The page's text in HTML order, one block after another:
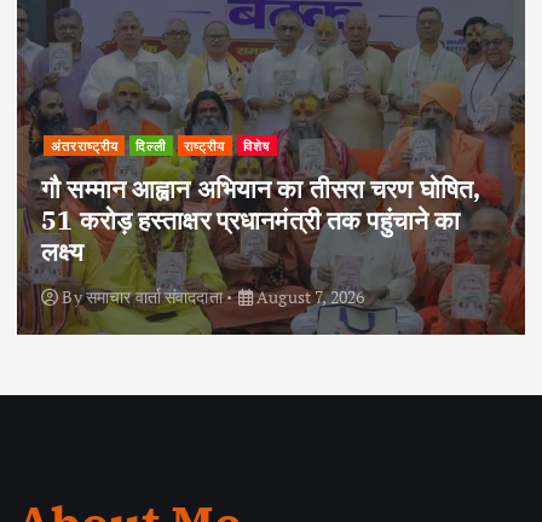
अपराध दिल्ली राष्ट्रीय
दोहरे हत्याकांड का वांछित आरोपी क्राइम ब्रांच के
हत्थे चढ़ा, नौ आपराधिक मामलों में रहा है शामिल
Byसमाचार वार्ता संवाददाता August 6, 2026